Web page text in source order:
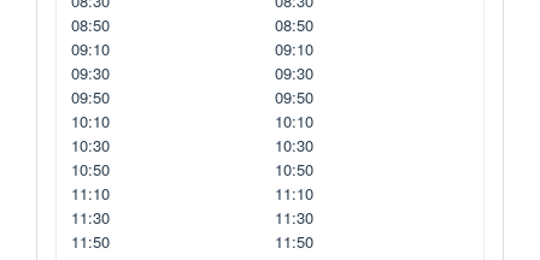
08:50
09:10
09:30
09:50
10:10
10:30
10:50
11:10
11:30
11:50
08:50
09:10
09:30
09:50
10:10
10:30
10:50
11:10
11:30
11:50